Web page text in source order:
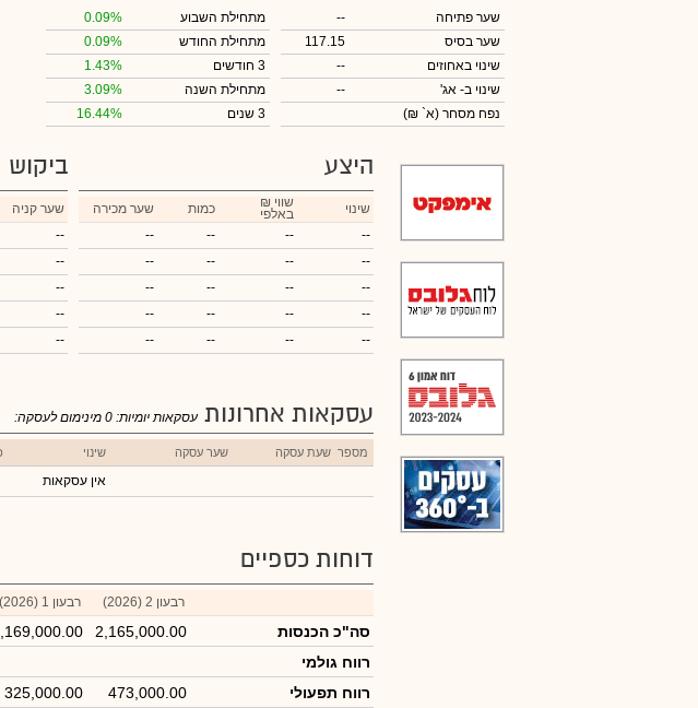
שער פתיחה
--
שער בסיס
117.15
שינוי באחוזים
--
שינוי ב- אג'
--
נפח מסחר (א` ₪)
מתחילת השבוע
0.09%
מתחילת החודש
0.09%
3 חודשים
1.43%
מתחילת השנה
3.09%
3 שנים
16.44%
היצע
שינוי ₪ שווי
באלפי כמות
שער מכירה
--
--
--
--
--
--
--
--
--
--
--
--
--
--
--
--
--
--
--
--
ביקוש
שער קניה
--
--
--
--
--
עסקאות אחרונות עסקאות יומיות: 0 מינימום לעסקה:
מספר שעת עסקה שער עסקה שינוי
אין עסקאות
דוחות כספיים
רבעון 2 (2026) רבעון 1 (2026)
סה"כ הכנסות 2,165,000.00
רווח גולמי
רווח תפעולי
473,000.00
325,000.00